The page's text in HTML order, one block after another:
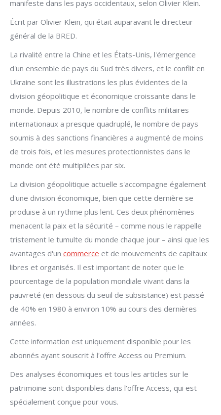
manifeste dans les pays occidentaux, selon Olivier Klein.
Écrit par Olivier Klein, qui était auparavant le directeur
général de la BRED.
La rivalité entre la Chine et les États-Unis, l'émergence
d'un ensemble de pays du Sud très divers, et le conflit en
Ukraine sont les illustrations les plus évidentes de la
division géopolitique et économique croissante dans le
monde. Depuis 2010, le nombre de conflits militaires
internationaux a presque quadruplé, le nombre de pays
soumis à des sanctions financières a augmenté de moins
de trois fois, et les mesures protectionnistes dans le
monde ont été multipliées par six.
La division géopolitique actuelle s'accompagne également
d'une division économique, bien que cette dernière se
produise à un rythme plus lent. Ces deux phénomènes
menacent la paix et la sécurité – comme nous le rappelle
tristement le tumulte du monde chaque jour – ainsi que les
avantages d'un commerce et de mouvements de capitaux
libres et organisés. Il est important de noter que le
pourcentage de la population mondiale vivant dans la
pauvreté (en dessous du seuil de subsistance) est passé
de 40% en 1980 à environ 10% au cours des dernières
années.
Cette information est uniquement disponible pour les
abonnés ayant souscrit à l'offre Access ou Premium.
Des analyses économiques et tous les articles sur le
patrimoine sont disponibles dans l'offre Access, qui est
spécialement conçue pour vous.